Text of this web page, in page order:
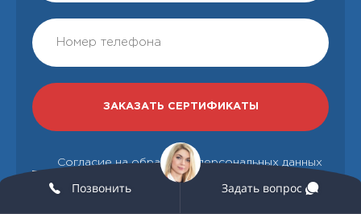
Согласие на обработку персональных данных
(в соответствии с 152-ФЗ) и получении
информационных писем
Позвонить Задать вопрос